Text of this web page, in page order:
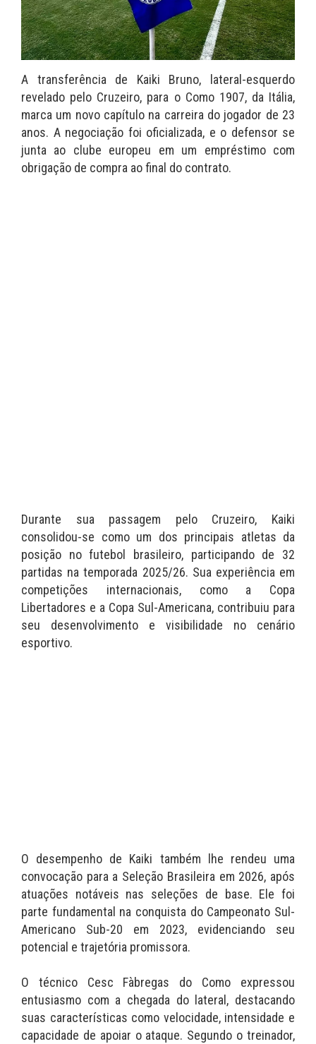
A transferência de Kaiki Bruno, lateral-esquerdo
revelado pelo Cruzeiro, para o Como 1907, da Itália,
marca um novo capítulo na carreira do jogador de 23
anos. A negociação foi oficializada, e o defensor se
junta ao clube europeu em um empréstimo com
obrigação de compra ao final do contrato.
Durante sua passagem pelo Cruzeiro, Kaiki
consolidou-se como um dos principais atletas da
posição no futebol brasileiro, participando de 32
partidas na temporada 2025/26. Sua experiência em
competições internacionais, como a Copa
Libertadores e a Copa Sul-Americana, contribuiu para
seu desenvolvimento e visibilidade no cenário
esportivo.
O desempenho de Kaiki também lhe rendeu uma
convocação para a Seleção Brasileira em 2026, após
atuações notáveis nas seleções de base. Ele foi
parte fundamental na conquista do Campeonato Sul-
Americano Sub-20 em 2023, evidenciando seu
potencial e trajetória promissora.
O técnico Cesc Fàbregas do Como expressou
entusiasmo com a chegada do lateral, destacando
suas características como velocidade, intensidade e
capacidade de apoiar o ataque. Segundo o treinador,